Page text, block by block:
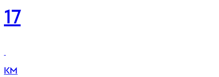
17
KM